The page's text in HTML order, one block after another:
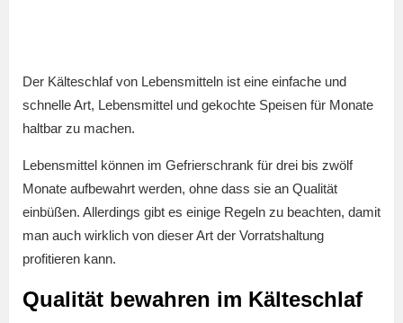
Der Kälteschlaf von Lebensmitteln ist eine einfache und
schnelle Art, Lebensmittel und gekochte Speisen für Monate
haltbar zu machen.
Lebensmittel können im Gefrierschrank für drei bis zwölf
Monate aufbewahrt werden, ohne dass sie an Qualität
einbüßen. Allerdings gibt es einige Regeln zu beachten, damit
man auch wirklich von dieser Art der Vorratshaltung
profitieren kann.
Qualität bewahren im Kälteschlaf